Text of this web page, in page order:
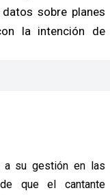
sobre planes
la intención de
a su gestión en las
que el cantante